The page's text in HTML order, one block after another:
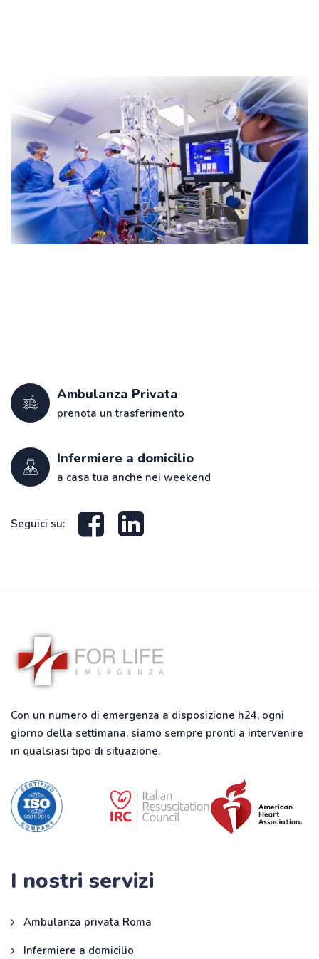
Ambulanza Privata
prenota un trasferimento
Infermiere a domicilio
a casa tua anche nei weekend
Seguici su:
Con un numero di emergenza a disposizione h24, ogni
giorno della settimana, siamo sempre pronti a intervenire
in qualsiasi tipo di situazione.
I nostri servizi
Ambulanza privata Roma
Infermiere a domicilio